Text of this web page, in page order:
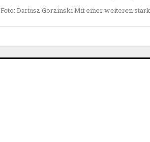
Foto: Dariusz Gorzinski Mit einer weiteren